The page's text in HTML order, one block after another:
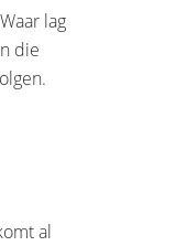
lag
die
al